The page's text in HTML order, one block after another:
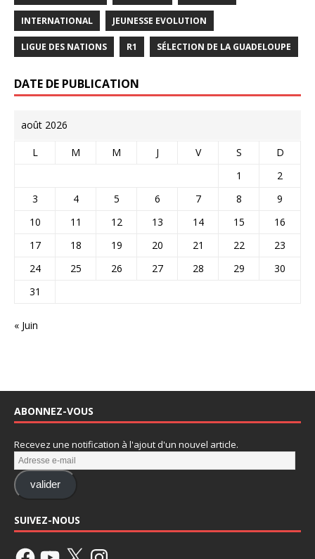
INTERNATIONAL JEUNESSE EVOLUTION
LIGUE DES NATIONS R1 SÉLECTION DE LA GUADELOUPE
DATE DE PUBLICATION
août 2026
L M M J V S
D
1
2
3
4 5 6 7 8
9
10
11 12 13 14 15
16
17
18 19 20 21 22
23
24
25 26 27 28 29
30
31
« Juin
ABONNEZ-VOUS
Recevez une notification à l'ajout d'un nouvel article.
valider
SUIVEZ-NOUS